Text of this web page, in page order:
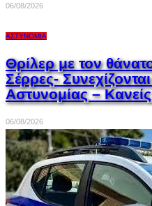
06/08/2026
ΑΣΤΥΝΟΜΊΑ
Θρίλερ με τον
Σέρρες-
Αστυνομίας –
06/08/2026